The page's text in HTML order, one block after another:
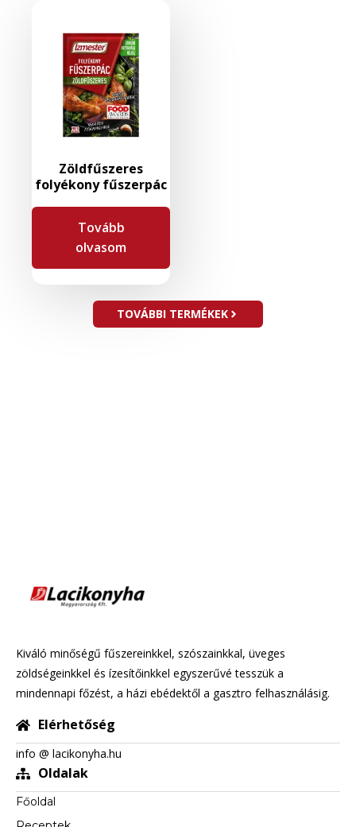
Zöldfűszeres
folyékony fűszerpác
Tovább
olvasom
TOVÁBBI TERMÉKEK
Kiváló minőségű fűszereinkkel, szószainkkal, üveges
zöldségeinkkel és ízesítőinkkel egyszerűvé tesszük a
mindennapi főzést, a házi ebédektől a gasztro felhasználásig.
Elérhetőség
info @ lacikonyha.hu
Oldalak
Főoldal